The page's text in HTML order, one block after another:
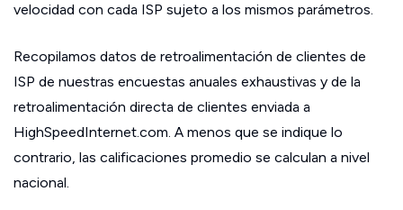
velocidad con cada ISP sujeto a los mismos parámetros.
Recopilamos datos de retroalimentación de clientes de
ISP de nuestras encuestas anuales exhaustivas y de la
retroalimentación directa de clientes enviada a
HighSpeedInternet.com. A menos que se indique lo
contrario, las calificaciones promedio se calculan a nivel
nacional.